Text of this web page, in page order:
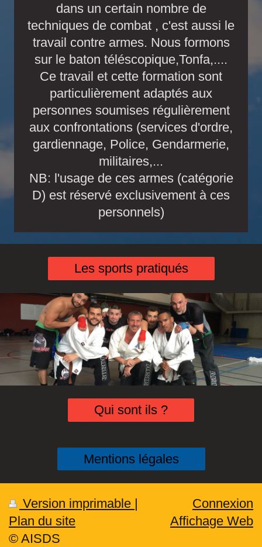
dans un certain nombre de
techniques de combat , c'est aussi le
travail contre armes. Nous formons
sur le baton téléscopique,Tonfa,....
Ce travail et cette formation sont
particulièrement adaptés aux
personnes soumises régulièrement
aux confrontations (services d'ordre,
gardiennage, Police, Gendarmerie,
militaires,...
NB: l'usage de ces armes (catégorie
D) est réservé exclusivement à ces
personnels)
Les sports pratiqués
Qui sont ils ?
Mentions légales
Version imprimable
Plan du site
© AISDS
Connexion
Affichage Web